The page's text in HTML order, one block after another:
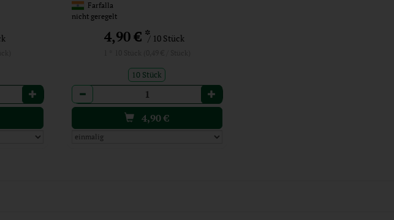
Farfalla
nicht geregelt
4,90 € */ 10 Stück
10 Stück
Anzahl
4,90€